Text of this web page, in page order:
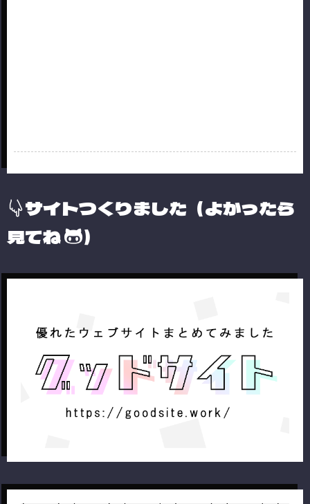
サイトつくりました（よかったら
見てね
）